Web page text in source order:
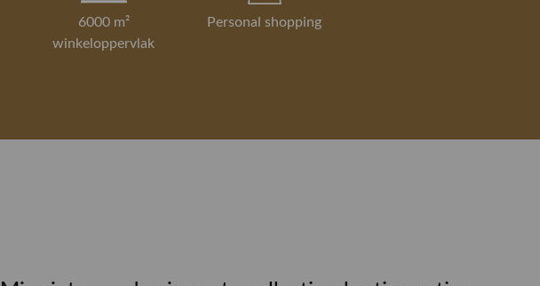
6000 m²
winkeloppervlak
Personal shopping